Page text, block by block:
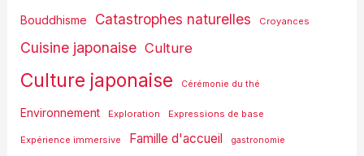
Bouddhisme Catastrophes naturelles Croyances
Cuisine japonaise Culture
Culture japonaise Cérémonie du thé
Environnement Exploration Expressions de base
Expérience immersive Famille d'accueil gastronomie